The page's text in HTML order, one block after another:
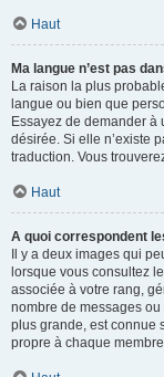
Haut
Ma langue n’est pas
La raison la plus
langue ou bien que
Essayez de demander à
désirée. Si elle n’existe
traduction. Vous
Haut
A quoi correspondent
Il y a deux images qui
lorsque vous consultez
associée à votre rang,
nombre de messages
plus grande, est connue
propre à chaque